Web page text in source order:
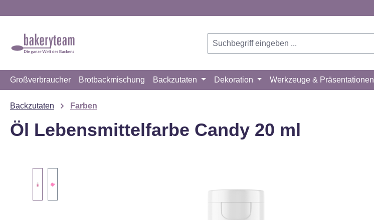
Großverbraucher Brotbackmischung Backzutaten Dekoration Werkzeuge & Präsentationen
Backzutaten Farben
Öl Lebensmittelfarbe Candy 20 ml